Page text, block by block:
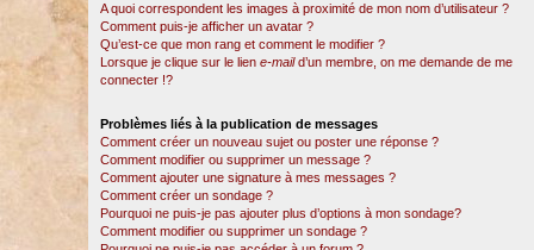
A quoi correspondent les images à proximité de mon nom d’utilisateur ?
Comment puis-je afficher un avatar ?
Qu’est-ce que mon rang et comment le modifier ?
Lorsque je clique sur le lien e-maild’un membre, on me demande de me
connecter !?
Problèmes liés à la publication de messages
Comment créer un nouveau sujet ou poster une réponse ?
Comment modifier ou supprimer un message ?
Comment ajouter une signature à mes messages ?
Comment créer un sondage ?
Pourquoi ne puis-je pas ajouter plus d’options à mon sondage?
Comment modifier ou supprimer un sondage ?